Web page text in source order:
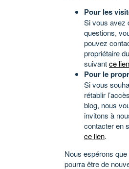
Pour les
Si vous avez
questions,
pouvez
propriétaire
suivantce lien
Pour le
Si vous
rétablir
blog, nous
invitons à
contacter en
ce lien.
Nous espérons
pourra être de